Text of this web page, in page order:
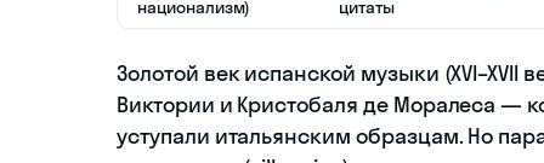
национализм)
цитаты
Золотой век испанской музыки
Виктории и Кристобаля де Моралеса —
уступали итальянским образцам. Но